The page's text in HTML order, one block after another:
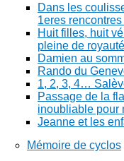
Dans les
1eres
Huit filles, huit
pleine de
Damien au
Rando du
1, 2, 3, 4…
Passage de la
inoubliable pour
Jeanne et les
Mémoire de cyclos